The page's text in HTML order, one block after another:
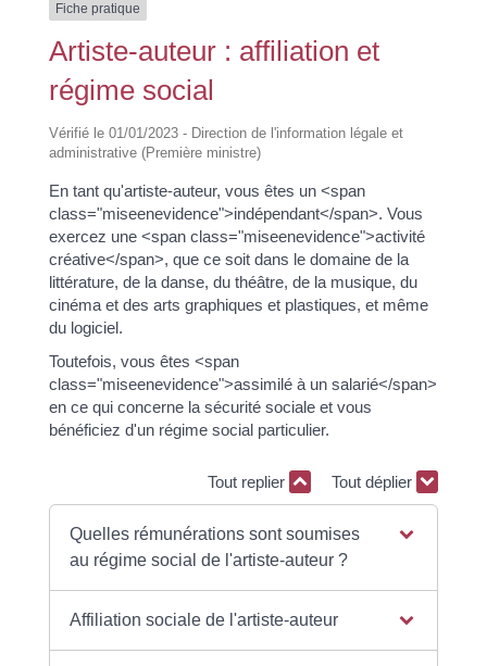
Fiche pratique
Artiste-auteur : affiliation et
régime social
Vérifié le 01/01/2023 - Direction de l'information légale et
administrative (Première ministre)
En tant qu'artiste-auteur, vous êtes un <span
class="miseenevidence">indépendant</span>. Vous
exercez une <span class="miseenevidence">activité
créative</span>, que ce soit dans le domaine de la
littérature, de la danse, du théâtre, de la musique, du
cinéma et des arts graphiques et plastiques, et même
du logiciel.
Toutefois, vous êtes <span
class="miseenevidence">assimilé à un salarié</span>
en ce qui concerne la sécurité sociale et vous
bénéficiez d'un régime social particulier.
Tout replier Tout déplier
Quelles rémunérations sont soumises
au régime social de l'artiste-auteur ?
Affiliation sociale de l'artiste-auteur